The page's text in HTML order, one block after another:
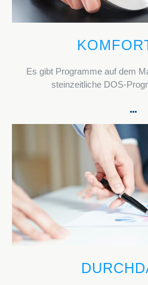
Es gibt Programme auf dem
steinzeitliche DOS-